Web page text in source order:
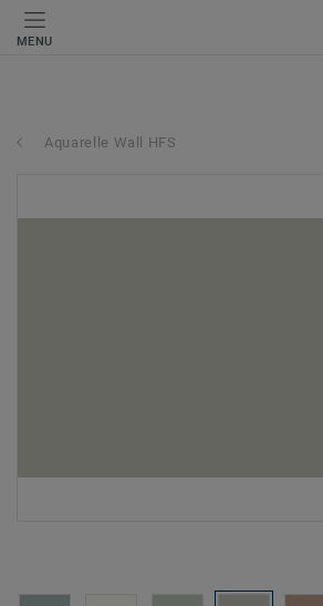
MENU
Aquarelle Wall HFS